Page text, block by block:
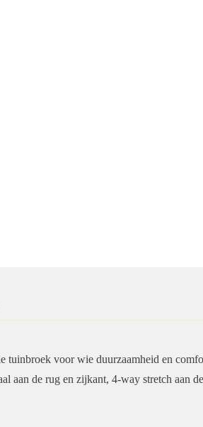
voor wie duurzaamheid en
aan de rug en zijkant, 4-way stretch